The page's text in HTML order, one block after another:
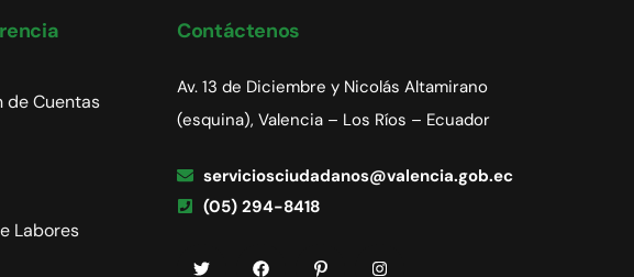
de Cuentas
Labores
Contáctenos
Av. 13 de Diciembre y Nicolás Altamirano
(esquina), Valencia – Los Ríos – Ecuador
serviciosciudadanos@valencia.gob.ec
(05) 294-8418